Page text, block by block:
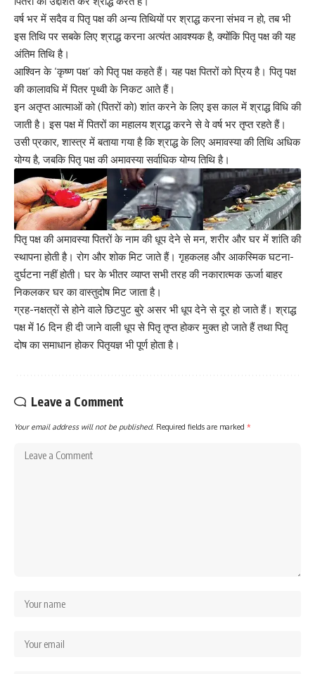
वर्ष भर में सदैव व पितृ पक्ष की अन्य तिथियों पर श्राद्ध करना संभव न हो, तब भी
इस तिथि पर सबके लिए श्राद्ध करना अत्यंत आवश्यक है, क्योंकि पितृ पक्ष की यह
अंतिम तिथि है।
आश्विन के ‘कृष्ण पक्ष’ को पितृ पक्ष कहते हैं। यह पक्ष पितरों को प्रिय है। पितृ पक्ष
की कालावधि में पितर पृथ्वी के निकट आते हैं।
इन अतृप्त आत्माओं को (पितरों को) शांत करने के लिए इस काल में श्राद्ध विधि की
जाती है। इस पक्ष में पितरों का महालय श्राद्ध करने से वे वर्ष भर तृप्त रहते हैं।
उसी प्रकार, शास्त्र में बताया गया है कि श्राद्ध के लिए अमावस्या की तिथि अधिक
योग्य है, जबकि पितृ पक्ष की अमावस्या सर्वाधिक योग्य तिथि है।
पितृ पक्ष की अमावस्या पितरों के नाम की धूप देने से मन, शरीर और घर में शांति की
स्थापना होती है। रोग और शोक मिट जाते हैं। गृहकलह और आकस्मिक घटना-
दुर्घटना नहीं होती। घर के भीतर व्याप्त सभी तरह की नकारात्मक ऊर्जा बाहर
निकलकर घर का वास्तुदोष मिट जाता है।
ग्रह-नक्षत्रों से होने वाले छिटपुट बुरे असर भी धूप देने से दूर हो जाते हैं। श्राद्ध
पक्ष में 16 दिन ही दी जाने वाली धूप से पितृ तृप्त होकर मुक्त हो जाते हैं तथा पितृ
दोष का समाधान होकर पितृयज्ञ भी पूर्ण होता है।
Leave a Comment
Your email address will not be published. Required fields are marked *